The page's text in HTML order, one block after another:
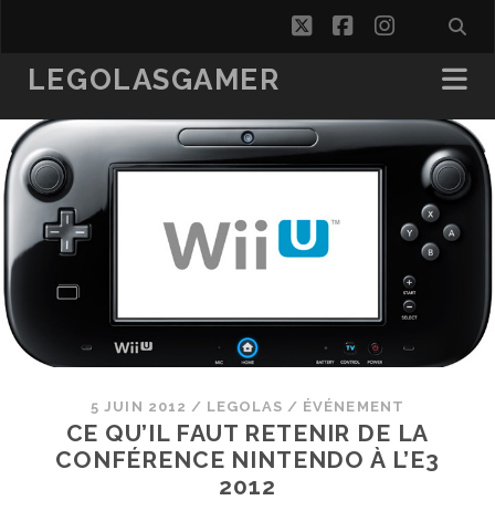
twitterfacebook
LEGOLASGAMER
5 JUIN 2012 / LEGOLAS / ÉVÉNEMENT
CE QU’IL FAUT RETENIR DE LA
CONFÉRENCE NINTENDO À L’E3
2012